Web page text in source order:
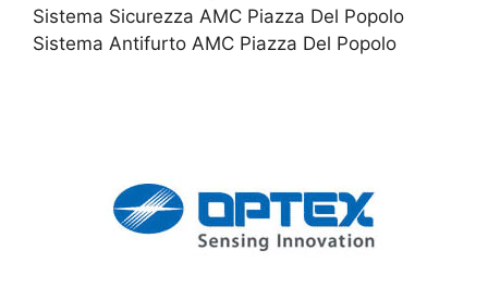
Sistema Sicurezza AMC Piazza Del Popolo
Sistema Antifurto AMC Piazza Del Popolo